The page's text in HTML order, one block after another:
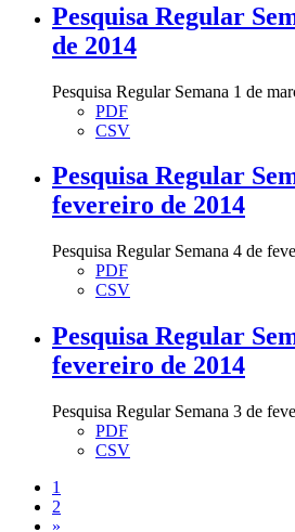
Pesquisa Regular
de 2014
Pesquisa Regular Semana 1 de
PDF
CSV
Pesquisa Regular
fevereiro de 2014
Pesquisa Regular Semana 4 de
PDF
CSV
Pesquisa Regular
fevereiro de 2014
Pesquisa Regular Semana 3 de
PDF
CSV
1
2
»